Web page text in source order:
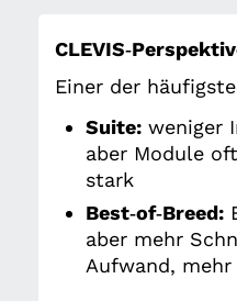
Einer der
Suite: weniger
aber Module
stark
Best‑of‑Breed:
aber mehr
Aufwand,